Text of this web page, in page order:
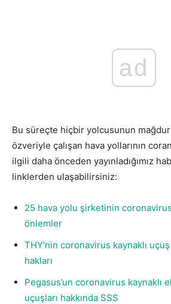
ad
Bu süreçte hiçbir yolcusunun mağdur
özveriyle çalışan hava yollarının
ilgili daha önceden yayınladığımız
linklerden ulaşabilirsiniz:
25 hava yolu şirketinin
önlemler
THY’nin coronavirus kaynaklı
hakları
Pegasus’un coronavirus kaynaklı
uçuşları hakkında SSS